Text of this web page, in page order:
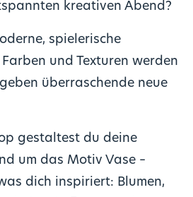
kreativen Abend?
spielerische
und Texturen werden
überraschende neue
gestaltest du deine
um das Motiv Vase –
dich inspiriert: Blumen,